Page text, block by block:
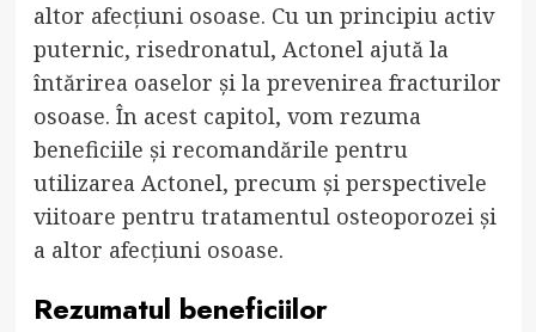
altor afecțiuni osoase. Cu un principiu activ
puternic, risedronatul, Actonel ajută la
întărirea oaselor și la prevenirea fracturilor
osoase. În acest capitol, vom rezuma
beneficiile și recomandările pentru
utilizarea Actonel, precum și perspectivele
viitoare pentru tratamentul osteoporozei și
a altor afecțiuni osoase.
Rezumatul beneficiilor